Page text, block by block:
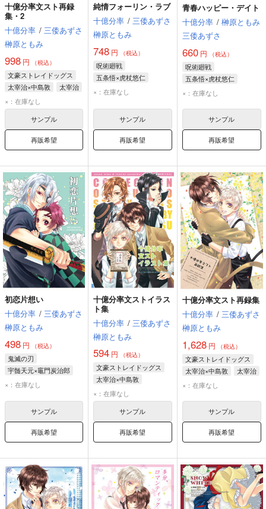
十億分率文スト再録
集・2
十億分率 / 三倭あずさ
榊原ともみ
998 円 （税込）
文豪ストレイドッグス
太宰治×中島敦
太宰治
中島敦
中原中也
×：在庫なし
サンプル
再販希望
純情フォーリン・ラブ
十億分率 / 三倭あずさ
榊原ともみ
748 円 （税込）
呪術廻戦
五条悟×虎杖悠仁
五条悟
虎杖悠仁
×：在庫なし
サンプル
再販希望
青春ハッピー・デイト
十億分率 / 榊原ともみ
三倭あずさ
660円 （税込）
呪術廻戦
五条悟×虎杖悠仁
五条悟
虎杖悠仁
×：在庫なし
サンプル
再販希望
初恋片想い
十億分率 / 三倭あずさ
榊原ともみ
498 円 （税込）
鬼滅の刃
宇髄天元×竈門炭治郎
宇髄天元
×：在庫なし
サンプル
再販希望
十億分率文ストイラス
ト集
十億分率 / 三倭あずさ
榊原ともみ
594 円 （税込）
文豪ストレイドッグス
太宰治×中島敦
中原中也
中島敦
×：在庫なし
サンプル
再販希望
十億分率文スト再録集
十億分率 / 三倭あずさ
榊原ともみ
1,628円 （税込）
文豪ストレイドッグス
太宰治×中島敦
太宰治
中島敦
×：在庫なし
サンプル
再販希望